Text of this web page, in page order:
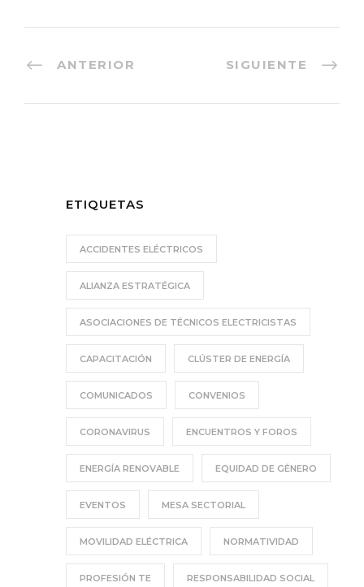
ANTERIOR SIGUIENTE
ETIQUETAS
ACCIDENTES ELÉCTRICOS
ALIANZA ESTRATÉGICA
ASOCIACIONES DE TÉCNICOS ELECTRICISTAS
CAPACITACIÓN CLÚSTER DE ENERGÍA
COMUNICADOS CONVENIOS
CORONAVIRUS ENCUENTROS Y FOROS
ENERGÍA RENOVABLE EQUIDAD DE GÉNERO
EVENTOS MESA SECTORIAL
MOVILIDAD ELÉCTRICA NORMATIVIDAD
PROFESIÓN TE RESPONSABILIDAD SOCIAL